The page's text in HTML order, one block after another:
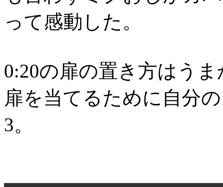
って感動した。
0:20の扉の置き方はう
扉を当てるために自分
3。